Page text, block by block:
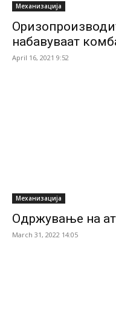
Механизација
набавуваат
April 16, 2021 9:52
Механизација
Одржување на
March 31, 2022 14:05